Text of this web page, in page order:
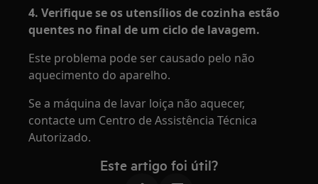
4. Verifique se os utensílios de cozinha estão
quentes no final de um ciclo de lavagem.
Este problema pode ser causado pelo não
aquecimento do aparelho.
Se a máquina de lavar loiça não aquecer,
contacte um Centro de Assistência Técnica
Autorizado.
Este artigo foi útil?